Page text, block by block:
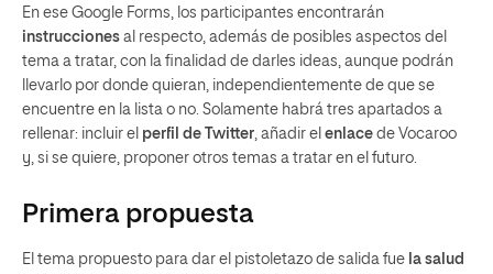
En ese Google Forms, los participantes encontrarán
instrucciones al respecto, además de posibles aspectos del
tema a tratar, con la finalidad de darles ideas, aunque podrán
llevarlo por donde quieran, independientemente de que se
encuentre en la lista o no. Solamente habrá tres apartados a
rellenar: incluir el perfil de Twitter , añadir el enlace de Vocaroo
y, si se quiere, proponer otros temas a tratar en el futuro.
Primera propuesta
El tema propuesto para dar el pistoletazo de salida fue la salud